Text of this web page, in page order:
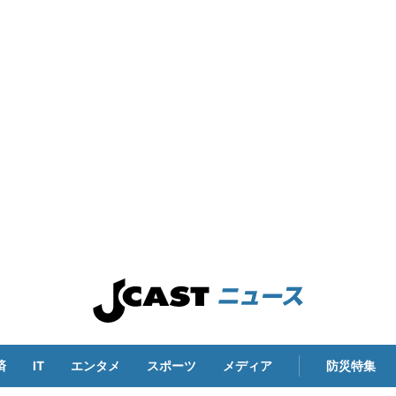
IT エンタメ スポーツ メディア 防災特集